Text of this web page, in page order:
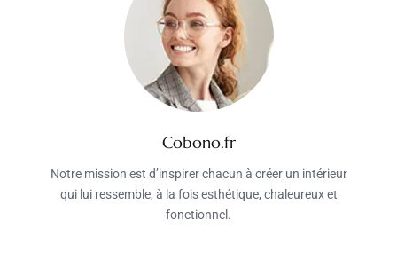
Cobono.fr
Notre mission est d’inspirer chacun à créer un intérieur
qui lui ressemble, à la fois esthétique, chaleureux et
fonctionnel.